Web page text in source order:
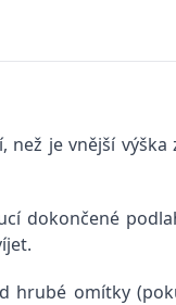
než je vnější výška
dokončené
hrubé omítky